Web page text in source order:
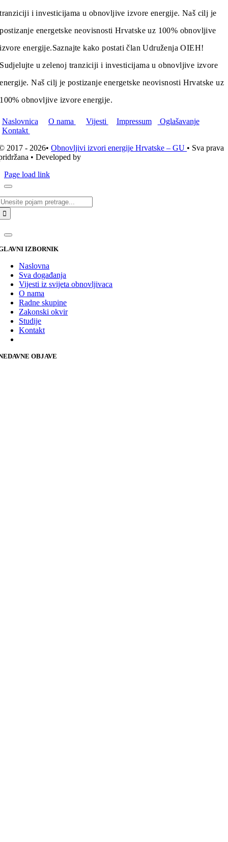
tranziciji i investicijama u obnovljive izvore energije. Naš cilj je
postizanje energetske neovisnosti Hrvatske uz 100% obnovljive
izvore energije.Saznajte kako postati član Udruženja OIEH!
Sudjelujte u zelenoj tranziciji i investicijama u obnovljive izvore
energije. Naš cilj je postizanje energetske neovisnosti Hrvatske uz
100% obnovljive izvore energije.
Naslovnica O nama Vijesti Impressum
Oglašavanje
Kontakt
2017 - 2026•Obnovljivi izvori energije Hrvatske – GU • Sva prava
• Developed by
Page load link
IZBORNIK
Naslovna
Sva događanja
Vijesti iz svijeta obnovljivaca
O nama
Radne skupine
Zakonski okvir
Studije
Kontakt
OBJAVE